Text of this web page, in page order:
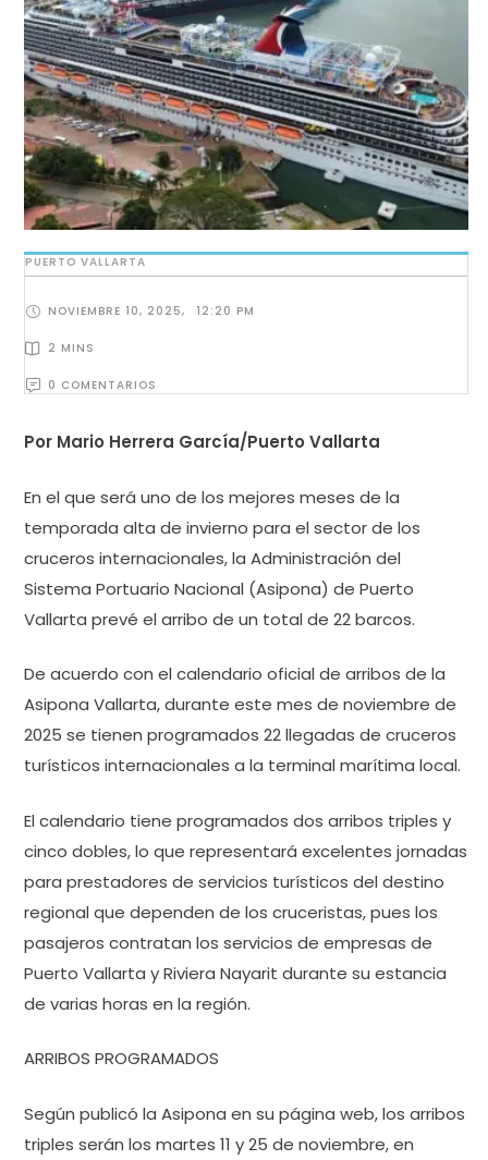
PUERTO VALLARTA
NOVIEMBRE 10, 2025, 12:20 PM
2 MINS
0 COMENTARIOS
Por Mario Herrera García/Puerto Vallarta
En el que será uno de los mejores meses de la
temporada alta de invierno para el sector de los
cruceros internacionales, la Administración del
Sistema Portuario Nacional (Asipona) de Puerto
Vallarta prevé el arribo de un total de 22 barcos.
De acuerdo con el calendario oficial de arribos de la
Asipona Vallarta, durante este mes de noviembre de
2025 se tienen programados 22 llegadas de cruceros
turísticos internacionales a la terminal marítima local.
El calendario tiene programados dos arribos triples y
cinco dobles, lo que representará excelentes jornadas
para prestadores de servicios turísticos del destino
regional que dependen de los cruceristas, pues los
pasajeros contratan los servicios de empresas de
Puerto Vallarta y Riviera Nayarit durante su estancia
de varias horas en la región.
ARRIBOS PROGRAMADOS
Según publicó la Asipona en su página web, los arribos
triples serán los martes 11 y 25 de noviembre, en